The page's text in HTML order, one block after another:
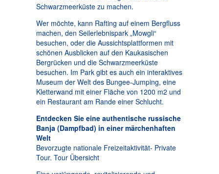
Schwarzmeerküste zu machen.
Wer möchte, kann Rafting auf einem Bergfluss
machen, den Seilerlebnispark „Mowgli“
besuchen, oder die Aussichtsplattformen mit
schönen Ausblicken auf den Kaukasischen
Bergrücken und die Schwarzmeerküste
besuchen. Im Park gibt es auch ein interaktives
Museum der Welt des Bungee-Jumping, eine
Kletterwand mit einer Fläche von 1200 m2 und
ein Restaurant am Rande einer Schlucht.
Entdecken Sie eine authentische russische
Banja (Dampfbad) in einer märchenhaften
Welt
Bevorzugte nationale Freizeitaktivität- Private
Tour. Tour Übersicht